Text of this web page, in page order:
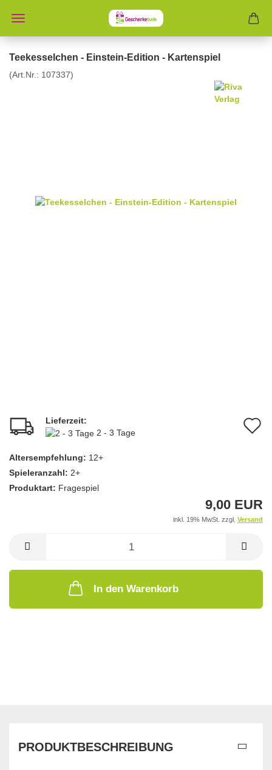
Teekesselchen - Einstein-Edition - Kartenspiel
(Art.Nr.: 107337)
Lieferzeit:
2 - 3 Tage
Altersempfehlung: 12+
Spieleranzahl: 2+
Produktart: Fragespiel
9,00 EUR
inkl. 19% MwSt. zzgl. Versand
In den Warenkorb
PRODUKTBESCHREIBUNG